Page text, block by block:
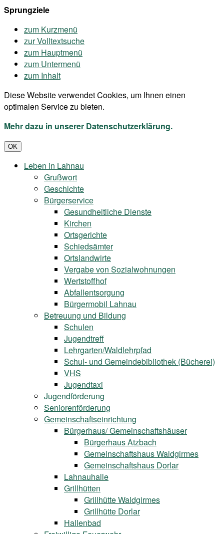
Sprungziele
zum Kurzmenü
zur Volltextsuche
zum Hauptmenü
zum Untermenü
zum Inhalt
Diese Website verwendet Cookies, um Ihnen einen
optimalen Service zu bieten.
Mehr dazu in unserer Datenschutzerklärung.
OK
Leben in Lahnau
Grußwort
Geschichte
Bürgerservice
Gesundheitliche Dienste
Kirchen
Ortsgerichte
Schiedsämter
Ortslandwirte
Vergabe von Sozialwohnungen
Wertstoffhof
Abfallentsorgung
Bürgermobil Lahnau
Betreuung und Bildung
Schulen
Jugendtreff
Lehrgarten/Waldlehrpfad
Schul- und Gemeindebibliothek (Bücherei)
VHS
Jugendtaxi
Jugendförderung
Seniorenförderung
Gemeinschaftseinrichtung
Bürgerhaus/ Gemeinschaftshäuser
Bürgerhaus Atzbach
Gemeinschaftshaus Waldgirmes
Gemeinschaftshaus Dorlar
Lahnauhalle
Grillhütten
Grillhütte Waldgirmes
Grillhütte Dorlar
Hallenbad